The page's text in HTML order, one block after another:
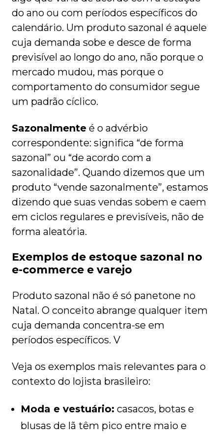
do ano ou com períodos específicos do
calendário. Um produto sazonal é aquele
cuja demanda sobe e desce de forma
previsível ao longo do ano, não porque o
mercado mudou, mas porque o
comportamento do consumidor segue
um padrão cíclico.
Sazonalmente é o advérbio
correspondente: significa “de forma
sazonal” ou “de acordo com a
sazonalidade”. Quando dizemos que um
produto “vende sazonalmente”, estamos
dizendo que suas vendas sobem e caem
em ciclos regulares e previsíveis, não de
forma aleatória.
Exemplos de estoque sazonal no
e-commerce e varejo
Produto sazonal não é só panetone no
Natal. O conceito abrange qualquer item
cuja demanda concentra-se em
períodos específicos. V
Veja os exemplos mais relevantes para o
contexto do lojista brasileiro:
Moda e vestuário: casacos, botas e
blusas de lã têm pico entre maio e